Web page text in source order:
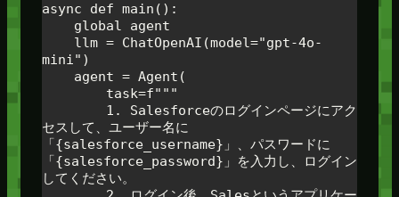
async def main():
mini")
セスして、ユーザー名に
「{salesforce_username}」、パスワードに
「{salesforce_password}」を入力し、ログイン
してください。